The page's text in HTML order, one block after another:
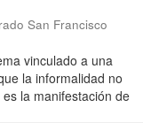
San Francisco
vinculado a una
la informalidad no
la manifestación de